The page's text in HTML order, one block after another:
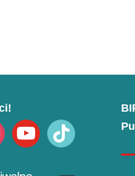
youtube tiktok